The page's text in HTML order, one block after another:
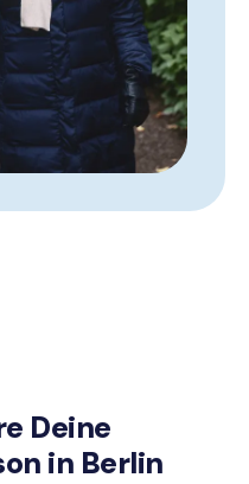
Deine
in Berlin